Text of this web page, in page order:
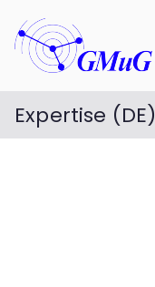
Inhalt
springen
Expertise (DE)